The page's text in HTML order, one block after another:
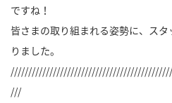
ですね！
皆さまの取り組まれる姿勢に、ス
りました。
///